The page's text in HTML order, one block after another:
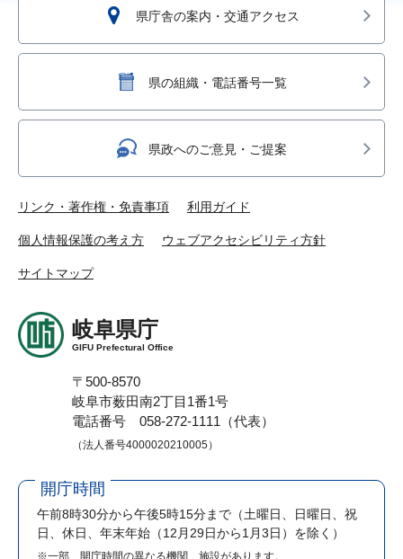
県庁舎の案内・交通アクセス
県の組織・電話番号一覧
県政へのご意見・ご提案
リンク・著作権・免責事項 利用ガイド
個人情報保護の考え方 ウェブアクセシビリティ方針
サイトマップ
岐阜県庁
GIFU Prefectural Office
〒500-8570
岐阜市薮田南2丁目1番1号
電話番号 058-272-1111（代表）
（法人番号4000020210005）
開庁時間
午前8時30分から午後5時15分まで （土曜日、日曜日、祝
日、休日、年末年始（12月29日から1月3日）を除く）
※一部、開庁時間の異なる機関、施設があります。